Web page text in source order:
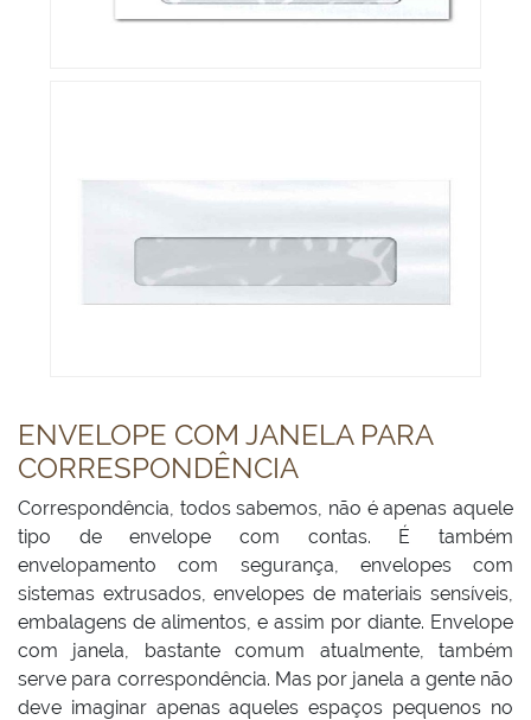
ENVELOPE COM JANELA PARA
CORRESPONDÊNCIA
Correspondência, todos sabemos, não é apenas aquele
tipo de envelope com contas. É também
envelopamento com segurança, envelopes com
sistemas extrusados, envelopes de materiais sensíveis,
embalagens de alimentos, e assim por diante. Envelope
com janela, bastante comum atualmente, também
serve para correspondência. Mas por janela a gente não
deve imaginar apenas aqueles espaços pequenos no